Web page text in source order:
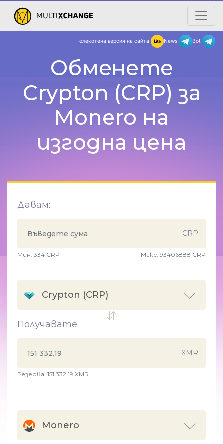
Обменете
Crypton (CRP) за
Monero на
изгодна цена
Давам:
CRP
Мин: 334 CRP Макс: 93406888 CRP
Crypton (CRP)
Получавате:
XMR
Резерва: 151 332.19 XMR
Monero